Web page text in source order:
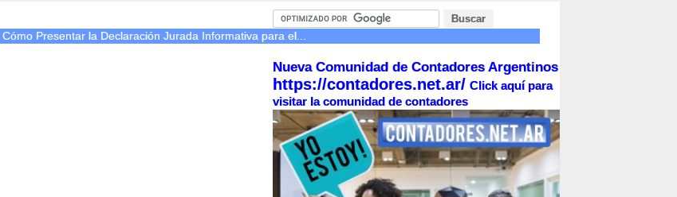
Cómo Presentar la Declaración Jurada Informativa para el...
Nueva Comunidad de Contadores Argentinos
https://contadores.net.ar/ Click aquí para
visitar la comunidad de contadores